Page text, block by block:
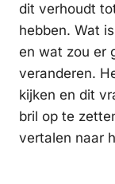
dit verhoudt
hebben. Wat
en wat zou er
veranderen.
kijken en dit
bril op te
vertalen naar